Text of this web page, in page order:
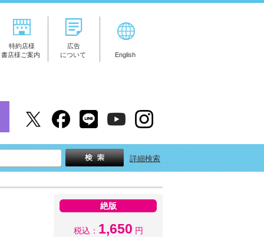
特約店様
書店様ご案内
広告
について
English
詳細検索
絶版
税込： 1,650 円